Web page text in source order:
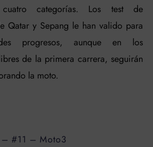
categorías. Los test de
Qatar y Sepang le han valido para
progresos, aunque en los
de la primera carrera, seguirán
la moto.
#11 – Moto3